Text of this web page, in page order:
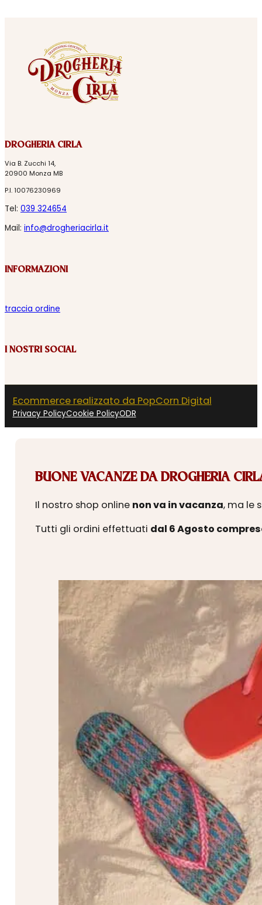
DROGHERIA CIRLA
Via B. Zucchi 14,
20900 Monza MB
P.I. 10076230969
Tel: 039 324654
Mail: info@drogheriacirla.it
INFORMAZIONI
traccia ordine
I NOSTRI SOCIAL
Ecommerce realizzato da PopCorn Digital
Privacy PolicyCookie PolicyODR
BUONE VACANZE DA DROGHERIA
Il nostro shop online non va in vacanza, ma le
Tutti gli ordini effettuati dal 6 Agosto